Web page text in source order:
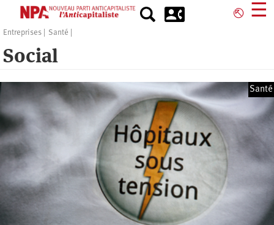
contenu
⎋ ☰
Entreprises Santé
Social
Santé